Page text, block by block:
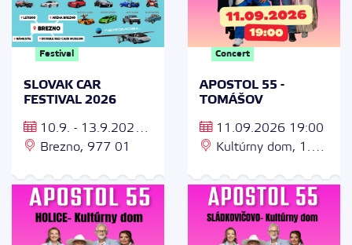
Festival
SLOVAK CAR
FESTIVAL 2026
10.9. - 13.9.2026
od 9:00-18:00
Brezno, 977 01
Concert
APOSTOL 55 -
TOMÁŠOV
11.09.2026 19:00
Kultúrny dom, 1.
Tomášov